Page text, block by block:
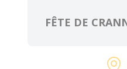
FÊTE DE